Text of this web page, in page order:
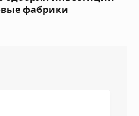
фабрики